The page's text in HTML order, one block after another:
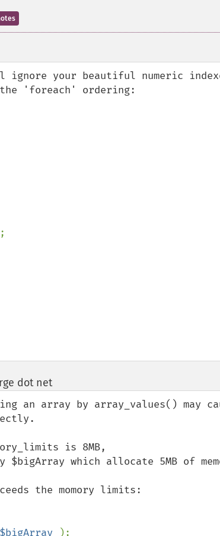
ignore your beautiful numeric
the 'foreach' ordering:
dot net¶
an array by array_values() may
is 8MB,
the momory limits:
$bigArray